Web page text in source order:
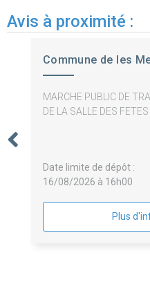
Informations relatives à
Avis à proximité :
Commune de les
MARCHE PUBLIC DE
DE LA SALLE DES FETES
Date limite de dépôt :
16/08/2026 à 16h00
Plus